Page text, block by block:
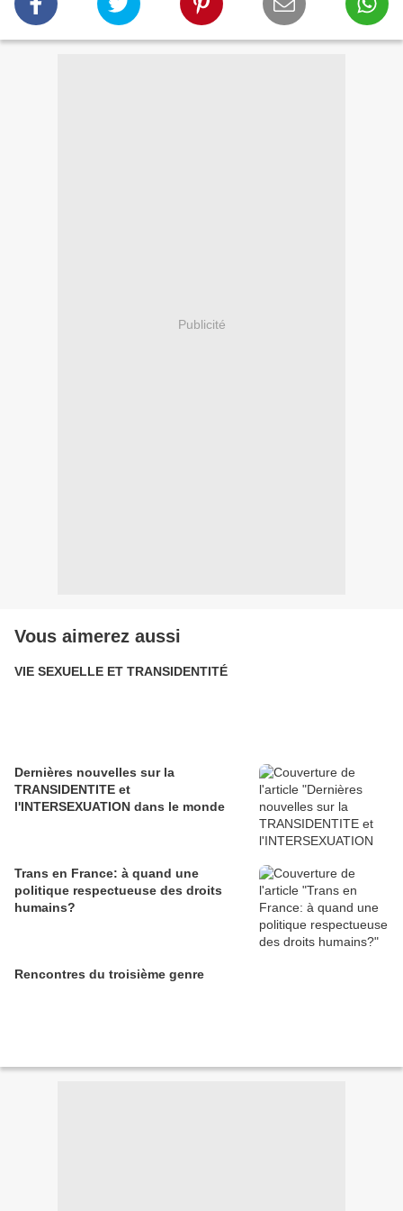
Publicité
Vous aimerez aussi
VIE SEXUELLE ET TRANSIDENTITÉ
Dernières nouvelles sur la
TRANSIDENTITE et
l'INTERSEXUATION dans le monde
Trans en France: à quand une
politique respectueuse des droits
humains?
Rencontres du troisième genre